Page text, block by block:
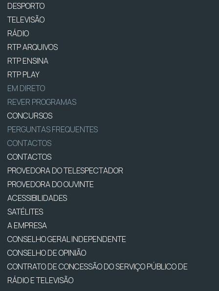
DESPORTO
TELEVISÃO
RÁDIO
RTP ARQUIVOS
RTP ENSINA
RTP PLAY
EM DIRETO
REVER PROGRAMAS
CONCURSOS
PERGUNTAS FREQUENTES
CONTACTOS
CONTACTOS
PROVEDORA DO TELESPECTADOR
PROVEDORA DO OUVINTE
ACESSIBILIDADES
SATÉLITES
A EMPRESA
CONSELHO GERAL INDEPENDENTE
CONSELHO DE OPINIÃO
CONTRATO DE CONCESSÃO DO SERVIÇO PÚBLICO DE
RÁDIO E TELEVISÃO